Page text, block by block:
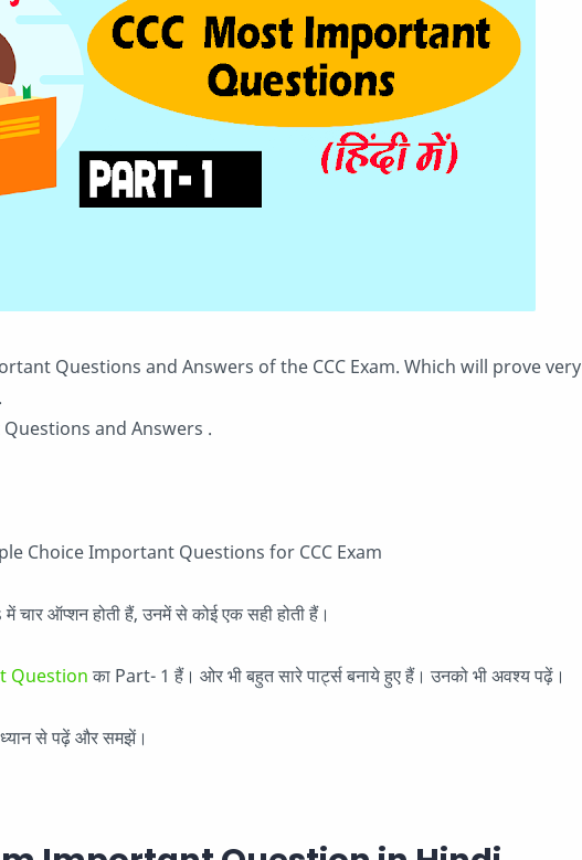
Questions and Answers of the CCC Exam. Which will prove very
and Answers .
Choice Important Questions for CCC Exam
ऑप्शन होती हैं, उनमें से कोई एक सही होती हैं।
Question का Part- 1 हैं। ओर भी बहुत सारे पार्ट्स बनाये हुए हैं। उनको भी अवश्य पढ़ें।
ध्यान से पढ़ें और समझें।